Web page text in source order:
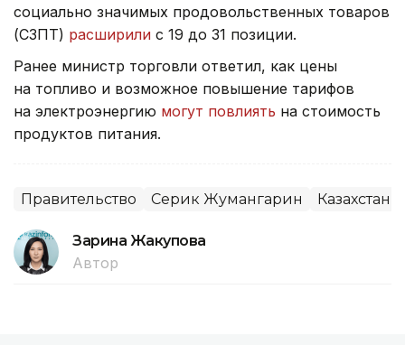
социально значимых продовольственных товаров
(СЗПТ) расширили с 19 до 31 позиции.
Ранее министр торговли ответил, как цены
на топливо и возможное повышение тарифов
на электроэнергию могут повлиять на стоимость
продуктов питания.
Правительство Серик Жумангарин Казахстан
Зарина Жакупова
Автор